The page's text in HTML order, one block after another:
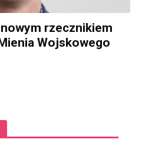
rzecznikiem
Wojskowego